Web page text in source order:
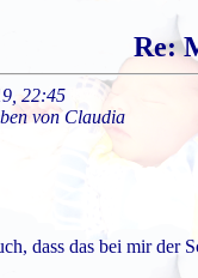
Re:
22:45
von Claudia
dass das bei mir